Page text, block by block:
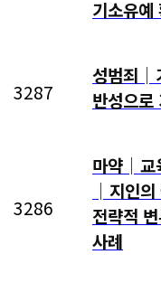
기소유예
3287
성범죄│
반성으로
3286
마약│교
│지인의
전략적
사례